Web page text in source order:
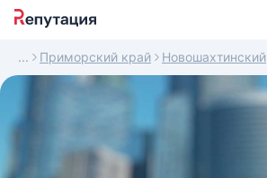
Приморский край Новошахтинский